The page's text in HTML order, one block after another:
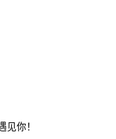
见你！